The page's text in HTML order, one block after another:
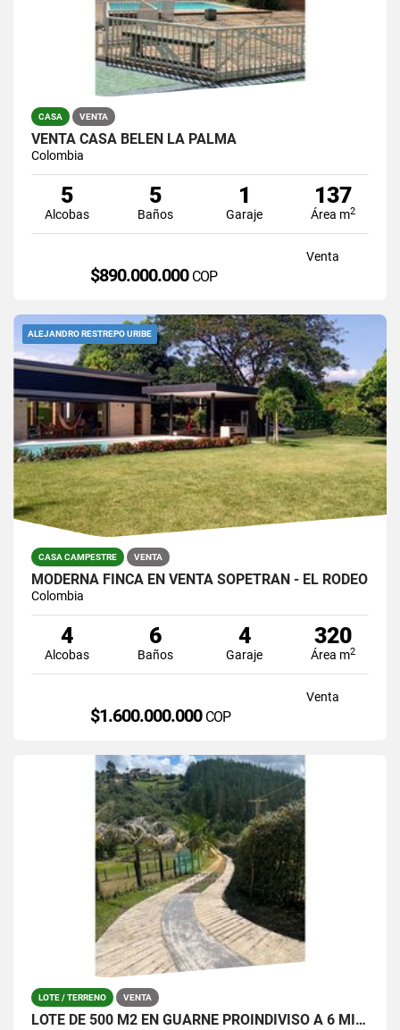
CASA VENTA
VENTA CASA BELEN LA PALMA
Colombia
5
Alcobas
5
Baños
1
Garaje
137
Área m2
Venta
$890.000.000 COP
ALEJANDRO RESTREPO URIBE
CASA CAMPESTRE VENTA
MODERNA FINCA EN VENTA SOPETRÁN - EL RODEO
Colombia
4
Alcobas
6
Baños
4
Garaje
320
Área m2
Venta
$1.600.000.000 COP
LOTE / TERRENO VENTA
LOTE DE 500 M2 EN GUARNE PROINDIVISO A 6 MINUTOS DE LA AUTOPISTA